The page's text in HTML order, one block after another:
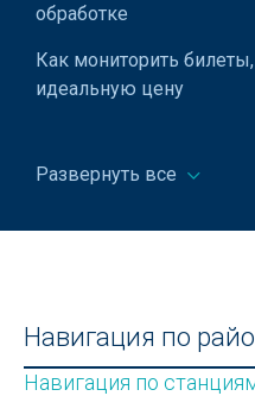
Щиты осветительные
Предохранители плавкие
обработке
Как мониторить
идеальную цену
Имеет ли право
Что взять на пикник:
отдыха на природе
Развернуть все
Навигация по
Навигация по